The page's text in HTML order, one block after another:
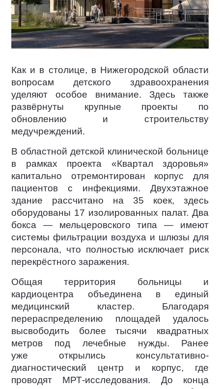
Как и в столице, в Нижегородской области
вопросам детского здравоохранения
уделяют особое внимание. Здесь также
развёрнуты крупные проекты по
обновлению и строительству
медучреждений.
В областной детской клинической больнице
в рамках проекта «Квартал здоровья»
капитально отремонтирован корпус для
пациентов с инфекциями. Двухэтажное
здание рассчитано на 35 коек, здесь
оборудованы 17 изолированных палат. Два
бокса — мельцеровского типа — имеют
системы фильтрации воздуха и шлюзы для
персонала, что полностью исключает риск
перекрёстного заражения.
Общая территория больницы и
кардиоцентра объединена в единый
медицинский кластер. Благодаря
перераспределению площадей удалось
высвободить более тысячи квадратных
метров под лечебные нужды. Ранее
уже открылись консультативно-
диагностический центр и корпус, где
проводят МРТ-исследования. До конца